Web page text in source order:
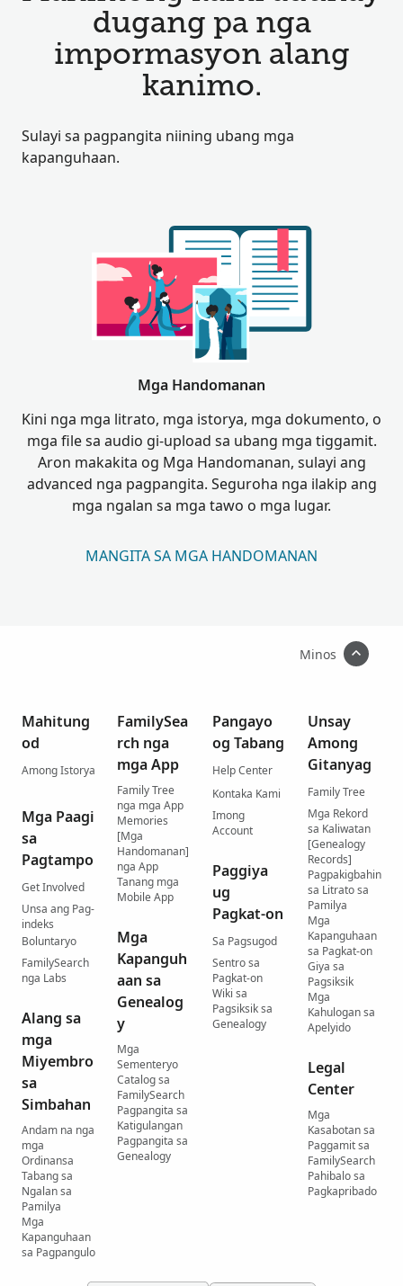
dugang pa nga
impormasyon alang
kanimo.
Sulayi sa pagpangita niining ubang mga
kapanguhaan.
Mga Handomanan
Kini nga mga litrato, mga istorya, mga dokumento, o
mga file sa audio gi-upload sa ubang mga tiggamit.
Aron makakita og Mga Handomanan, sulayi ang
advanced nga pagpangita. Seguroha nga ilakip ang
mga ngalan sa mga tawo o mga lugar.
MANGITA SA MGA HANDOMANAN
Minos
Mahitung
od
Among Istorya
Mga Paagi
sa
Pagtampo
Get Involved
Unsa ang Pag-
indeks
Boluntaryo
FamilySearch
nga Labs
Alang sa
mga
Miyembro
sa
Simbahan
Andam na nga
mga
Ordinansa
Tabang sa
Ngalan sa
Pamilya
Mga
Kapanguhaan
sa Pagpangulo
FamilySea
rch nga
mga App
Family Tree
nga mga App
Memories
[Mga
Handomanan]
nga App
Tanang mga
Mobile App
Mga
Kapanguh
aan sa
Genealog
y
Mga
Sementeryo
Catalog sa
FamilySearch
Pagpangita sa
Katigulangan
Pagpangita sa
Genealogy
Pangayo
og Tabang
Help Center
Kontaka Kami
Imong
Account
Paggiya
ug
Pagkat-on
Sa Pagsugod
Sentro sa
Pagkat-on
Wiki sa
Pagsiksik sa
Genealogy
Unsay
Among
Gitanyag
Family Tree
Mga Rekord
sa Kaliwatan
[Genealogy
Records]
Pagpakigbahin
sa Litrato sa
Pamilya
Mga
Kapanguhaan
sa Pagkat-on
Giya sa
Pagsiksik
Mga
Kahulogan sa
Apelyido
Legal
Center
Mga
Kasabotan sa
Paggamit sa
FamilySearch
Pahibalo sa
Pagkapribado